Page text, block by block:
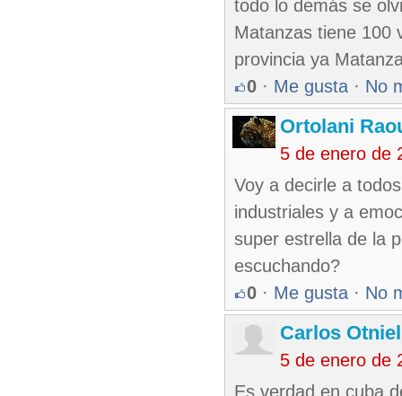
todo lo demás se
Matanzas tiene 100
provincia ya
0 · Me gusta · No
Ortolani
5 de enero de
Voy a decirle a
industriales y a
super estrella de la
escuchando?
0 · Me gusta · No
Carlos
5 de enero de
Es verdad en cuba